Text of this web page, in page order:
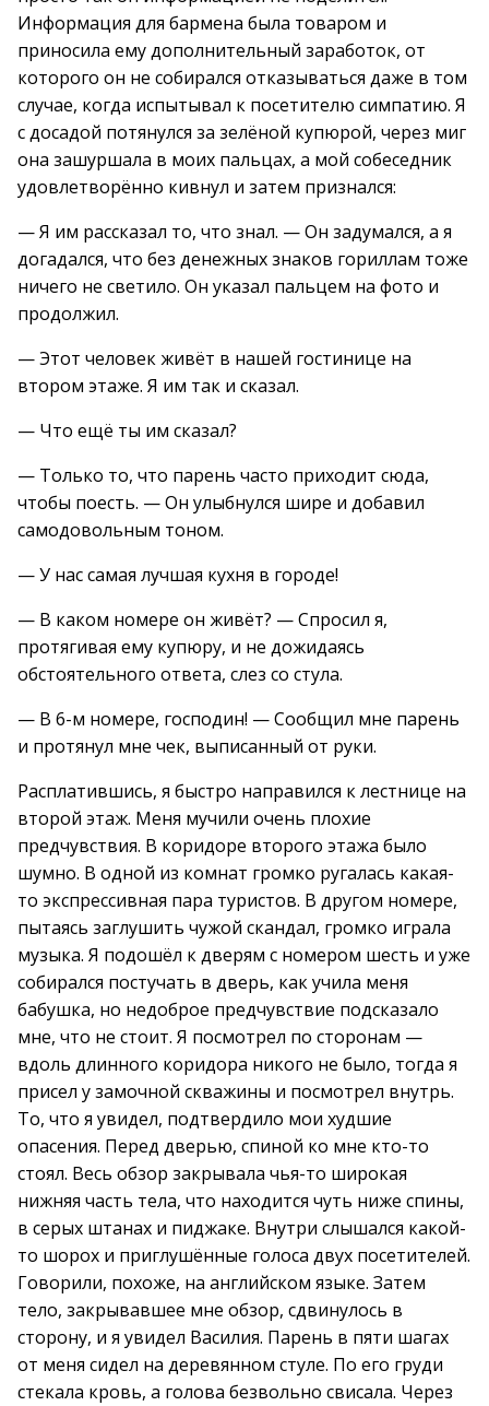
Информация для бармена была товаром и
приносила ему дополнительный заработок, от
которого он не собирался отказываться даже в том
случае, когда испытывал к посетителю симпатию. Я
с досадой потянулся за зелёной купюрой, через миг
она зашуршала в моих пальцах, а мой собеседник
удовлетворённо кивнул и затем признался:
— Я им рассказал то, что знал. — Он задумался, а я
догадался, что без денежных знаков гориллам тоже
ничего не светило. Он указал пальцем на фото и
продолжил.
— Этот человек живёт в нашей гостинице на
втором этаже. Я им так и сказал.
— Что ещё ты им сказал?
— Только то, что парень часто приходит сюда,
чтобы поесть. — Он улыбнулся шире и добавил
самодовольным тоном.
— У нас самая лучшая кухня в городе!
— В каком номере он живёт? — Спросил я,
протягивая ему купюру, и не дожидаясь
обстоятельного ответа, слез со стула.
— В 6-м номере, господин! — Сообщил мне парень
и протянул мне чек, выписанный от руки.
Расплатившись, я быстро направился к лестнице на
второй этаж. Меня мучили очень плохие
предчувствия. В коридоре второго этажа было
шумно. В одной из комнат громко ругалась какая-
то экспрессивная пара туристов. В другом номере,
пытаясь заглушить чужой скандал, громко играла
музыка. Я подошёл к дверям с номером шесть и уже
собирался постучать в дверь, как учила меня
бабушка, но недоброе предчувствие подсказало
мне, что не стоит. Я посмотрел по сторонам —
вдоль длинного коридора никого не было, тогда я
присел у замочной скважины и посмотрел внутрь.
То, что я увидел, подтвердило мои худшие
опасения. Перед дверью, спиной ко мне кто-то
стоял. Весь обзор закрывала чья-то широкая
нижняя часть тела, что находится чуть ниже спины,
в серых штанах и пиджаке. Внутри слышался какой-
то шорох и приглушённые голоса двух посетителей.
Говорили, похоже, на английском языке. Затем
тело, закрывавшее мне обзор, сдвинулось в
сторону, и я увидел Василия. Парень в пяти шагах
от меня сидел на деревянном стуле. По его груди
стекала кровь, а голова безвольно свисала. Через